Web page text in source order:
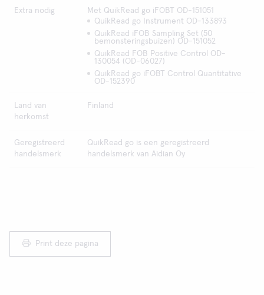
Extra nodig
Met QuikRead go iFOBT OD-151051
QuikRead go Instrument OD-133893
QuikRead iFOB Sampling Set (50
bemonsteringsbuizen) OD-151052
QuikRead FOB Positive Control OD-
130054 (OD-06027)
QuikRead go iFOBT Control Quantitative
OD-152390
Land van
herkomst
Finland
Geregistreerd
handelsmerk
QuikRead go is een geregistreerd
handelsmerk van Aidian Oy
Print deze pagina